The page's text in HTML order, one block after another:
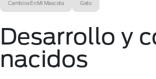
Cambios En Mi Mascota Gato
Desarrollo y
nacidos